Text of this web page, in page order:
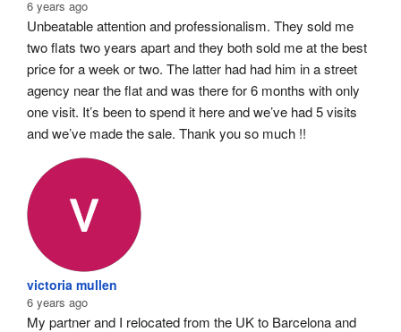
6 years ago
Unbeatable attention and professionalism. They sold me
two flats two years apart and they both sold me at the best
price for a week or two. The latter had had him in a street
agency near the flat and was there for 6 months with only
one visit. It’s been to spend it here and we’ve had 5 visits
and we’ve made the sale. Thank you so much !!
victoria mullen
6 years ago
My partner and I relocated from the UK to Barcelona and